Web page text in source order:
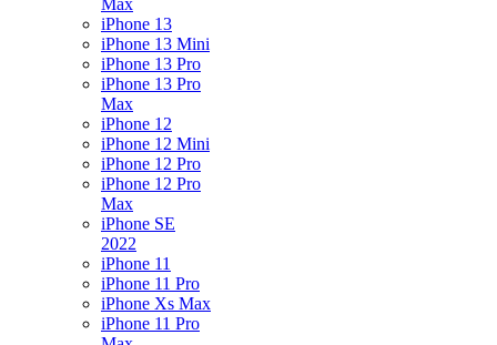
Max
iPhone 13
iPhone 13 Mini
iPhone 13 Pro
iPhone 13 Pro
Max
iPhone 12
iPhone 12 Mini
iPhone 12 Pro
iPhone 12 Pro
Max
iPhone SE
2022
iPhone 11
iPhone 11 Pro
iPhone Xs Max
iPhone 11 Pro